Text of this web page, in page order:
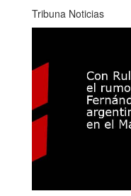
Tribuna Noticias